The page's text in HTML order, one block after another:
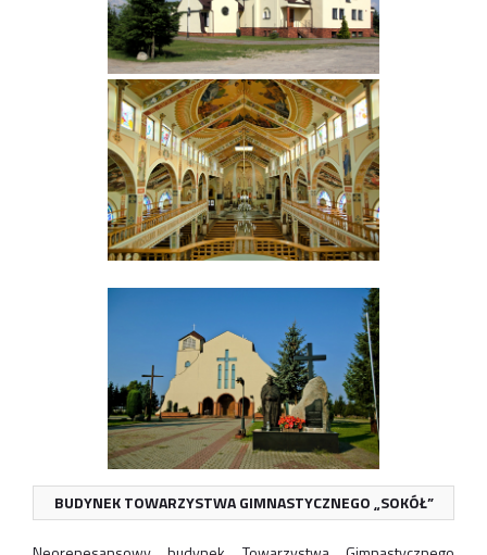
BUDYNEK TOWARZYSTWA GIMNASTYCZNEGO „SOKÓŁ”